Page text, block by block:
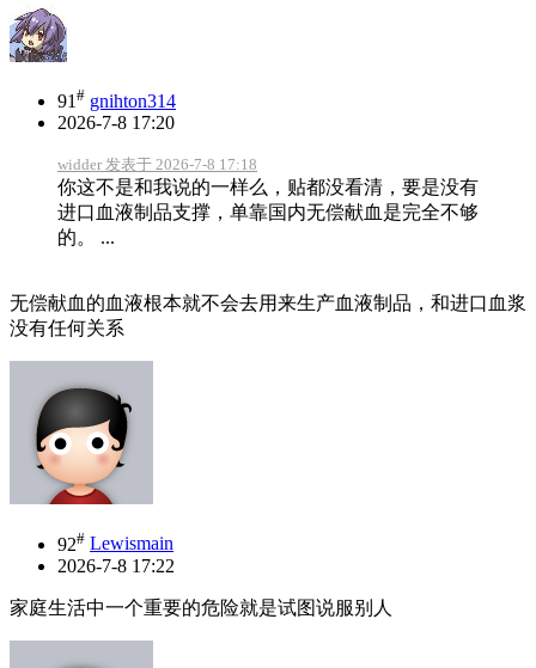
91# gnihton314
2026-7-8 17:20
widder 发表于 2026-7-8 17:18
你这不是和我说的一样么，贴都没看清，要是没有
进口血液制品支撑，单靠国内无偿献血是完全不够
的。 ...
无偿献血的血液根本就不会去用来生产血液制品，和进口血浆
没有任何关系
92# Lewismain
2026-7-8 17:22
家庭生活中一个重要的危险就是试图说服别人